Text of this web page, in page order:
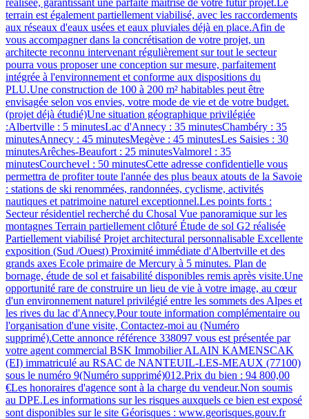
terrain est également partiellement viabilisé, avec les raccordements
aux réseaux d'eaux usées et eaux pluviales déjà en place.Afin de
vous accompagner dans la concrétisation de votre projet, un
architecte reconnu intervenant régulièrement sur tout le secteur
pourra vous proposer une conception sur mesure, parfaitement
intégrée à l'environnement et conforme aux dispositions du
PLU.Une construction de 100 à 200 m² habitables peut être
envisagée selon vos envies, votre mode de vie et de votre budget.
(projet déjà étudié)Une situation géographique privilégiée
:Albertville : 5 minutesLac d'Annecy : 35 minutesChambéry : 35
minutesAnnecy : 45 minutesMegève : 45 minutesLes Saisies : 30
minutesArêches-Beaufort : 25 minutesValmorel : 35
minutesCourchevel : 50 minutesCette adresse confidentielle vous
permettra de profiter toute l'année des plus beaux atouts de la Savoie
: stations de ski renommées, randonnées, cyclisme, activités
nautiques et patrimoine naturel exceptionnel.Les points forts :
Secteur résidentiel recherché du Chosal Vue panoramique sur les
montagnes Terrain partiellement clôturé Étude de sol G2 réalisée
Partiellement viabilisé Projet architectural personnalisable Excellente
exposition (Sud /Ouest) Proximité immédiate d'Albertville et des
grands axes Ecole primaire de Mercury à 5 minutes. Plan de
bornage, étude de sol et faisabilité disponibles remis après visite.Une
opportunité rare de construire un lieu de vie à votre image, au cœur
d'un environnement naturel privilégié entre les sommets des Alpes et
les rives du lac d'Annecy.Pour toute information complémentaire ou
l'organisation d'une visite, Contactez-moi au (Numéro
supprimé).Cette annonce référence 338097 vous est présentée par
votre agent commercial BSK Immobilier ALAIN KAMENSCAK
(EI) immatriculé au RSAC de NANTEUIL-LES-MEAUX (77100)
sous le numéro 9(Numéro supprimé)012.Prix du bien : 94 800,00
€Les honoraires d'agence sont à la charge du vendeur.Non soumis
au DPE.Les informations sur les risques auxquels ce bien est exposé
sont disponibles sur le site Géorisques : www.georisques.gouv.fr